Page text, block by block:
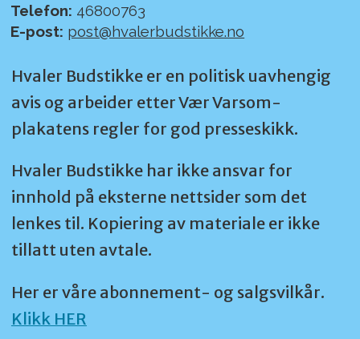
Telefon: 46800763
E-post: post@hvalerbudstikke.no
Hvaler Budstikke er en politisk uavhengig
avis og arbeider etter Vær Varsom-
plakatens regler for god presseskikk.
Hvaler Budstikke har ikke ansvar for
innhold på eksterne nettsider som det
lenkes til. Kopiering av materiale er ikke
tillatt uten avtale.
Her er våre abonnement- og salgsvilkår.
Klikk HER